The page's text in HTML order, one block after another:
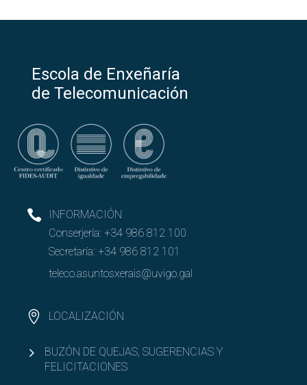
Escola de Enxeñaría
de Telecomunicación
INFORMACIÓN
Conserjería: +34 986 812 100
Secretaría: +34 986 812 101
teleco.asuntosxerais@uvigo.gal
LOCALIZACIÓN
BUZÓN DE QUEJAS, SUGERENCIAS Y
FELICITACIONES